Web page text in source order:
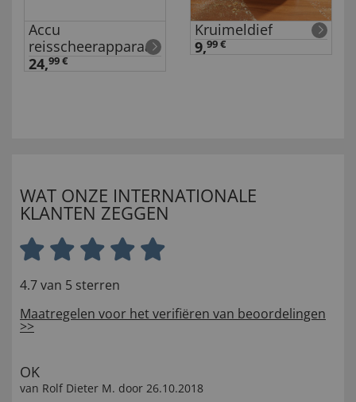
Accu
reisscheerapparaat
24,99 €
Kruimeldief
9,99 €
WAT ONZE INTERNATIONALE
KLANTEN ZEGGEN
4.7 van 5 sterren
Maatregelen voor het verifiëren van beoordelingen
>>
OK
van Rolf Dieter M. door 26.10.2018